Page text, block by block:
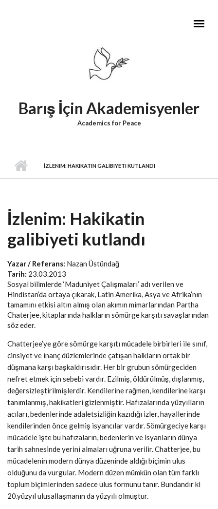
Barış İçin Akademisyenler
Academics for Peace
İZLENIM: HAKIKATIN GALIBIYETI KUTLANDI
İzlenim: Hakikatin
galibiyeti kutlandı
Yazar / Referans: Nazan Üstündağ
Tarih: 23.03.2013
Sosyal bilimlerde ‘Maduniyet Çalışmaları’ adı verilen ve
Hindistan’da ortaya çıkarak, Latin Amerika, Asya ve Afrika’nın
tamamını etkisi altın almış olan akımın mimarlarından Partha
Chaterjee, kitaplarında halkların sömürge karşıtı savaşlarından
söz eder.
Chatterjee’ye göre sömürge karşıtı mücadele birbirleri ile sınıf,
cinsiyet ve inanç düzlemlerinde çatışan halkların ortak bir
düşmana karşı başkaldırısıdır. Her bir grubun sömürgeciden
nefret etmek için sebebi vardır. Ezilmiş, öldürülmüş, dışlanmış,
değersizleştirilmişlerdir. Kendilerine rağmen, kendilerine karşı
tanımlanmış, hakikatleri gizlenmiştir. Hafızalarında yüzyılların
acıları, bedenlerinde adaletsizliğin kazıdığı izler, hayallerinde
kendilerinden önce gelmiş isyancılar vardır. Sömürgeciye karşı
mücadele işte bu hafızaların, bedenlerin ve isyanların dünya
tarih sahnesinde yerini almaları uğruna verilir. Chatterjee, bu
mücadelenin modern dünya düzeninde aldığı biçimin ulus
olduğunu da vurgular. Modern düzen mümkün olan tüm farklı
toplum biçimlerinden sadece ulus formunu tanır. Bundandır ki
20.yüzyıl ulusallaşmanın da yüzyılı olmuştur.